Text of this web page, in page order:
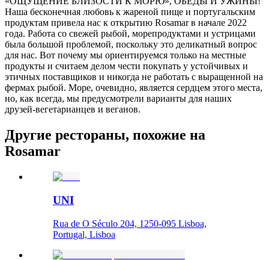
Наша бесконечная любовь к жареной пище и португальским
продуктам привела нас к открытию Rosamar в начале 2022
года. Работа со свежей рыбой, морепродуктами и устрицами
была большой проблемой, поскольку это деликатный вопрос
для нас. Вот почему мы ориентируемся только на местные
продукты и считаем делом чести покупать у устойчивых и
этичных поставщиков и никогда не работать с выращенной на
фермах рыбой. Море, очевидно, является сердцем этого места,
но, как всегда, мы предусмотрели варианты для наших
друзей-вегетарианцев и веганов.
Другие рестораны, похожие на
Rosamar
UNI
Rua de O Século 204, 1250-095 Lisboa,
Portugal, Lisboa